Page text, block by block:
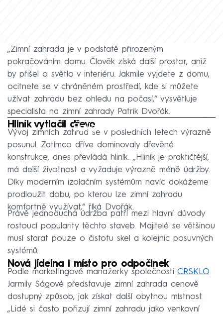
„Zimní zahrada je v podstatě přirozeným
pokračováním domu. Člověk získá další prostor, aniž
by přišel o světlo v interiéru. Jakmile vyjdete z domu,
ocitnete se v chráněném prostředí, kde si můžete
užívat zahradu bez ohledu na počasí,“ vysvětluje
specialista na zimní zahrady Patrik Dvořák.
Failed to fetch
Hliník vytlačil dřevo
Vývoj zimních zahrad se v posledních letech výrazně
posunul. Zatímco dříve dominovaly dřevěné
konstrukce, dnes převládá hliník. „Hliník je praktičtější,
má delší životnost a vyžaduje výrazně méně údržby.
Díky moderním izolačním systémům navíc dokážeme
prodloužit dobu, po kterou lze zimní zahradu
komfortně využívat,“ říká Dvořák.
Právě jednoduchá údržba patří mezi hlavní důvody
rostoucí popularity těchto staveb. Majitelé se většinou
musí starat pouze o čistotu skel a kolejnic posuvných
systémů.
Nová jídelna i místo pro odpočinek
Podle marketingové manažerky společnosti CRSKLO
Jarmily Ságové představuje zimní zahrada cenově
dostupný způsob, jak získat další obytnou místnost.
„Lidé si často pořizují zimní zahradu jako venkovní